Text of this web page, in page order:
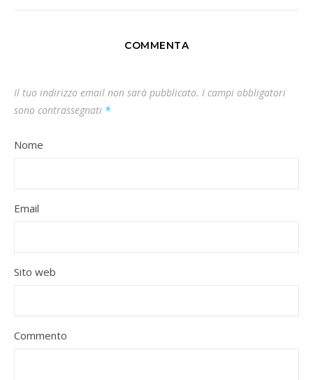
COMMENTA
Il tuo indirizzo email non sarà pubblicato. I campi obbligatori
sono contrassegnati *
Nome
Email
Sito web
Commento